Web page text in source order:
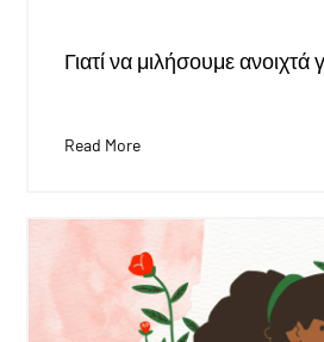
Γιατί να μιλήσουμε ανοιχτά
Read More